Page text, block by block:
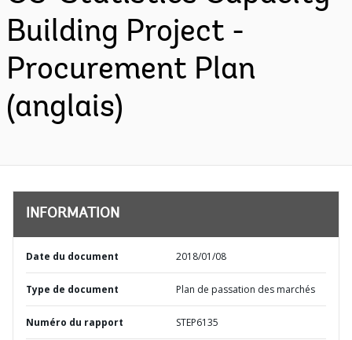
Building Project -
Procurement Plan
(anglais)
INFORMATION
Date du document 2018/01/08
Type de document Plan de passation des marchés
Numéro du rapport STEP6135